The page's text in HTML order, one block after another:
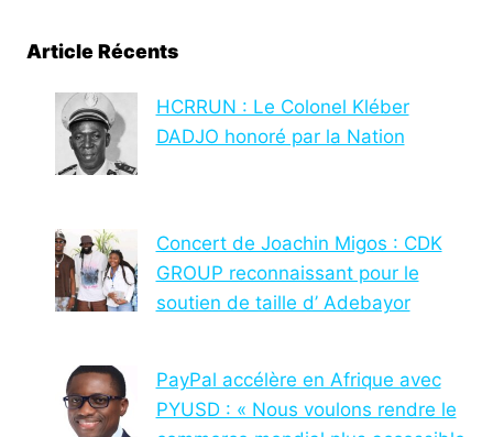
Article Récents
HCRRUN : Le Colonel Kléber
DADJO honoré par la Nation
Concert de Joachin Migos : CDK
GROUP reconnaissant pour le
soutien de taille d’ Adebayor
PayPal accélère en Afrique avec
PYUSD : « Nous voulons rendre le